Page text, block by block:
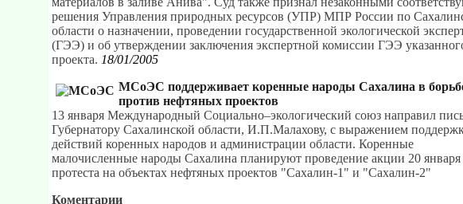
решения Управления природных ресурсов (УПР) МПР России по
области о назначении, проведении государственной экологической
(ГЭЭ) и об утверждении заключения экспертной комиссии ГЭЭ
проекта. 18/01/2005
МСоЭС поддерживает коренные народы Сахалина в
против нефтяных проектов
13 января Международный Социально–экологический союз направил
Губернатору Сахалинской области, И.П.Малахову, с выражением
действий коренных народов и администрации области. Коренные
малочисленные народы Сахалина планируют проведение акции 20 января
протеста на объектах нефтяных проектов "Сахалин-1" и "Сахалин-2"
Коментарии